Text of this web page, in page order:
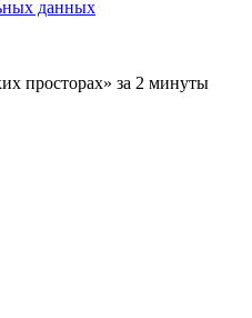
данных
просторах» за 2 минуты